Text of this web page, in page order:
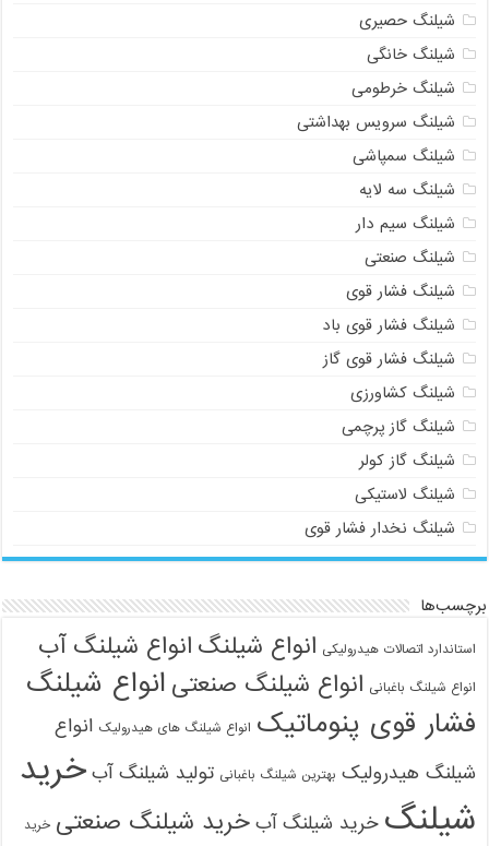
شیلنگ حصیری
شیلنگ خانگی
شیلنگ خرطومی
شیلنگ سرویس بهداشتی
شیلنگ سمپاشی
شیلنگ سه لایه
شیلنگ سیم دار
شیلنگ صنعتی
شیلنگ فشار قوی
شیلنگ فشار قوی باد
شیلنگ فشار قوی گاز
شیلنگ کشاورزی
شیلنگ گاز پرچمی
شیلنگ گاز کولر
شیلنگ لاستیکی
شیلنگ نخدار فشار قوی
برچسب‌ها
استاندارد اتصالات هیدرولیکی انواع شیلنگ انواع شیلنگ آب
انواع شیلنگ باغبانی انواع شیلنگ صنعتی انواع شیلنگ
فشار قوی پنوماتیک انواع شیلنگ های هیدرولیک انواع
شیلنگ هیدرولیک بهترین شیلنگ باغبانی تولید شیلنگ آب خرید
شیلنگ خرید شیلنگ آب خرید شیلنگ صنعتی خرید